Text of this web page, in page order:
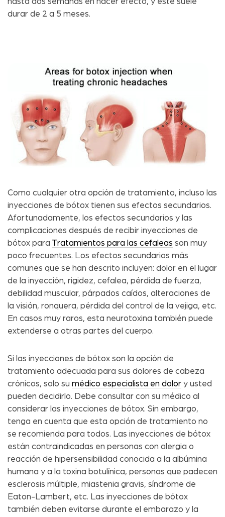
durar de 2 a 5 meses.
Como cualquier otra opción de tratamiento, incluso las
inyecciones de bótox tienen sus efectos secundarios.
Afortunadamente, los efectos secundarios y las
complicaciones después de recibir inyecciones de
bótox para Tratamientos para las cefaleas son muy
poco frecuentes. Los efectos secundarios más
comunes que se han descrito incluyen: dolor en el lugar
de la inyección, rigidez, cefalea, pérdida de fuerza,
debilidad muscular, párpados caídos, alteraciones de
la visión, ronquera, pérdida del control de la vejiga, etc.
En casos muy raros, esta neurotoxina también puede
extenderse a otras partes del cuerpo.
Si las inyecciones de bótox son la opción de
tratamiento adecuada para sus dolores de cabeza
crónicos, solo su médico especialista en dolor y usted
pueden decidirlo. Debe consultar con su médico al
considerar las inyecciones de bótox. Sin embargo,
tenga en cuenta que esta opción de tratamiento no
se recomienda para todos. Las inyecciones de bótox
están contraindicadas en personas con alergia o
reacción de hipersensibilidad conocida a la albúmina
humana y a la toxina botulínica, personas que padecen
esclerosis múltiple, miastenia gravis, síndrome de
Eaton-Lambert, etc. Las inyecciones de bótox
también deben evitarse durante el embarazo y la